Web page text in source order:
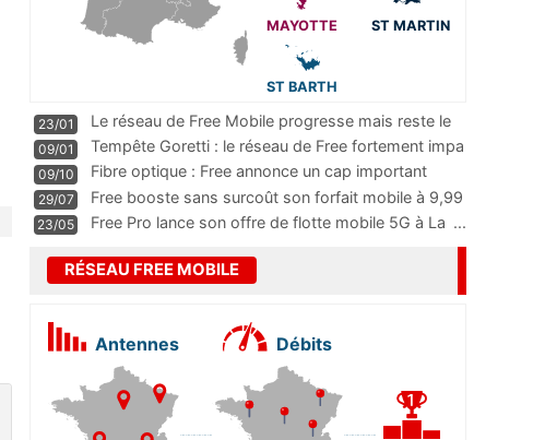
MAYOTTE ST MARTIN
ST BARTH
23/01
Le réseau de Free Mobile progresse mais reste le
m
...
09/01
Tempête Goretti : le réseau de Free fortement impa
09/10
Fibre optique : Free annonce un cap important
pass
...
29/07
Free booste sans surcoût son forfait mobile à 9,99
23/05 Free Pro lance son offre de flotte mobile 5G à La ...
RÉSEAU FREE MOBILE
Antennes Débits